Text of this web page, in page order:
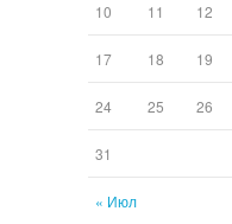
« Июл
10 11 12
17 18 19
24 25 26
31